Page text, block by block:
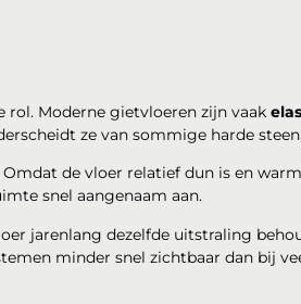
Moderne gietvloeren zijn vaak
ze van sommige harde
de vloer relatief dun is en
snel aangenaam aan.
jarenlang dezelfde uitstraling
minder snel zichtbaar dan bij